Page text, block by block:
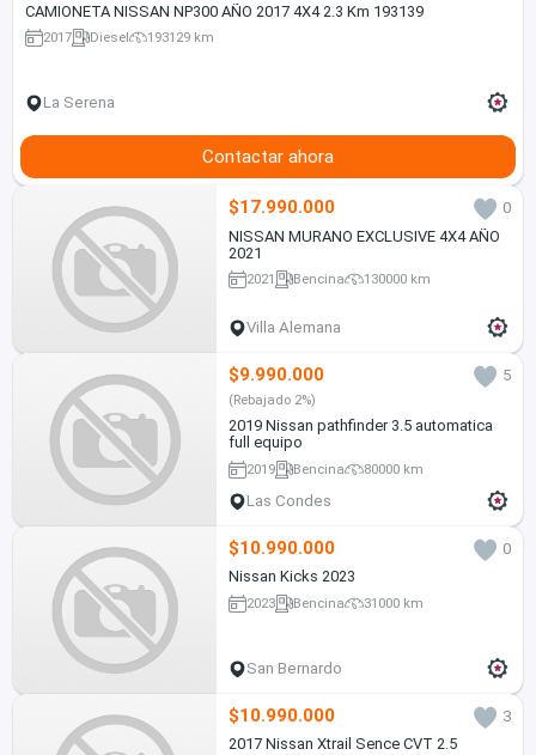
CAMIONETA NISSAN NP300 AÑO 2017 4X4 2.3 Km 193139
2017 Diesel 193129 km
La Serena
Contactar ahora
$17.990.000
0
NISSAN MURANO EXCLUSIVE 4X4 AÑO
2021
2021 Bencina 130000 km
Villa Alemana
$9.990.000 5
(Rebajado 2%)
2019 Nissan pathfinder 3.5 automatica
full equipo
2019 Bencina 80000 km
Las Condes
$10.990.000
0
Nissan Kicks 2023
2023 Bencina 31000 km
San Bernardo
$10.990.000
3
2017 Nissan Xtrail Sence CVT 2.5